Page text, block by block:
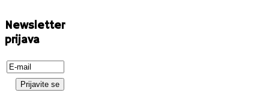
Newsletter
prijava